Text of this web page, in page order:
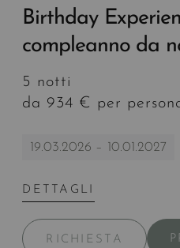
Birthday
compleanno da
5 notti
da 934 € per
19.03.2026 – 10.01.2027
DETTAGLI
RICHIESTA